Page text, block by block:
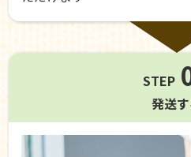
STEP
発送